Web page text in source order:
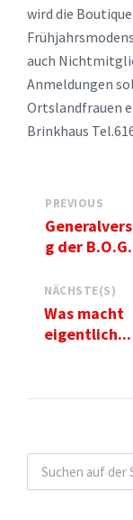
wird die
auch
Anmeldungen
Ortslandfrauen
Brinkhaus
PREVIOUS
g der B.O.G.
NÄCHSTE(S)
Was macht
eigentlich...